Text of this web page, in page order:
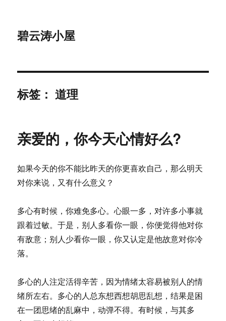
碧云涛小屋
标签：道理
亲爱的，你今天心情好么?
如果今天的你不能比昨天的你更喜欢自己，那么明天
对你来说，又有什么意义？
多心有时候，你难免多心。心眼一多，对许多小事就
跟着过敏。于是，别人多看你一眼，你便觉得他对你
有敌意；别人少看你一眼，你又认定是他故意对你冷
落。
多心的人注定活得辛苦，因为情绪太容易被别人的情
绪所左右。多心的人总东想西想胡思乱想，结果是困
在一团思绪的乱麻中，动弹不得。有时候，与其多